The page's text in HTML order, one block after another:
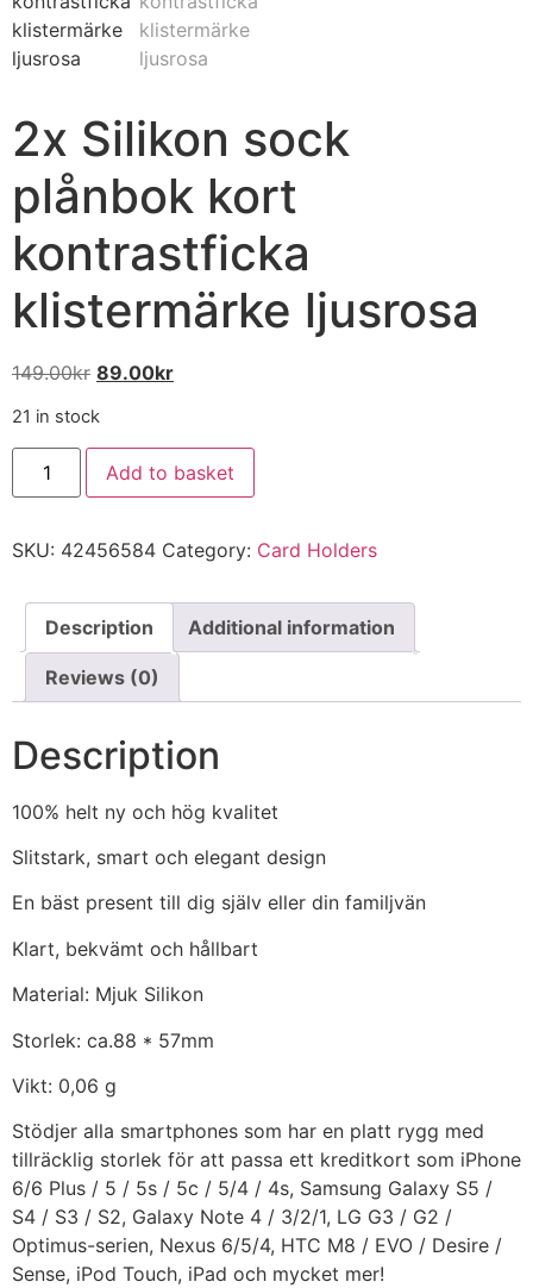
2x Silikon sock
plånbok kort
kontrastficka
klistermärke ljusrosa
149.00kr 89.00kr
21 in stock
Add to basket
SKU: 42456584 Category: Card Holders
Description Additional information
Reviews (0)
Description
100% helt ny och hög kvalitet
Slitstark, smart och elegant design
En bäst present till dig själv eller din familjvän
Klart, bekvämt och hållbart
Material: Mjuk Silikon
Storlek: ca.88 * 57mm
Vikt: 0,06 g
Stödjer alla smartphones som har en platt rygg med
tillräcklig storlek för att passa ett kreditkort som iPhone
6/6 Plus / 5 / 5s / 5c / 5/4 / 4s, Samsung Galaxy S5 /
S4 / S3 / S2, Galaxy Note 4 / 3/2/1, LG G3 / G2 /
Optimus-serien, Nexus 6/5/4, HTC M8 / EVO / Desire /
Sense, iPod Touch, iPad och mycket mer!